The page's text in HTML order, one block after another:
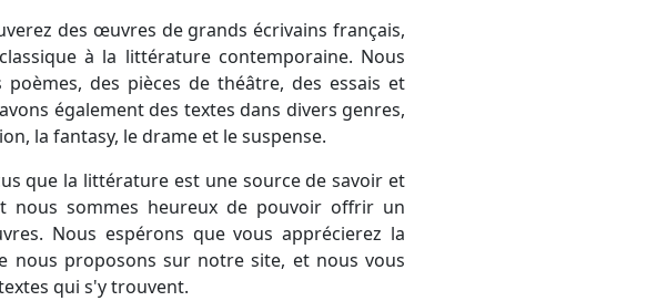
des œuvres de grands écrivains français,
à la littérature contemporaine. Nous
des pièces de théâtre, des essais et
également des textes dans divers genres,
la fantasy, le drame et le suspense.
que la littérature est une source de savoir et
nous sommes heureux de pouvoir offrir un
Nous espérons que vous apprécierez la
nous proposons sur notre site, et nous vous
qui s'y trouvent.